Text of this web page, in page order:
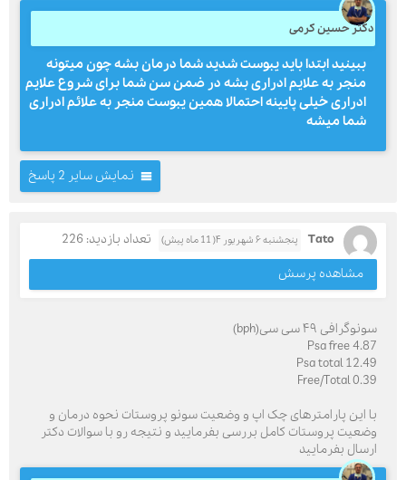
دکتر حسین کرمی
ببینید ابتدا باید یبوست شدید شما درمان بشه چون میتونه
منجر به علایم ادراری بشه در ضمن سن شما برای شروع علایم
ادراری خیلی پایینه احتمالا همین یبوست منجر به علائم ادراری
شما میشه
نمایش سایر 2 پاسخ
Tato پنجشنبه ۶ شهریور ۴( 11 ماه پیش)
تعداد بازدید: 226
مشاهده پرسش
سونوگرافی ۴۹ سی سی(bph)
Psa free 4.87
Psa total 12.49
Free/Total 0.39
با این پارامترهای چک اپ و وضعیت سونو پروستات نحوه درمان و
وضعیت پروستات کامل بررسی بفرمایید و نتیجه رو با سوالات دکتر
ارسال بفرمایید